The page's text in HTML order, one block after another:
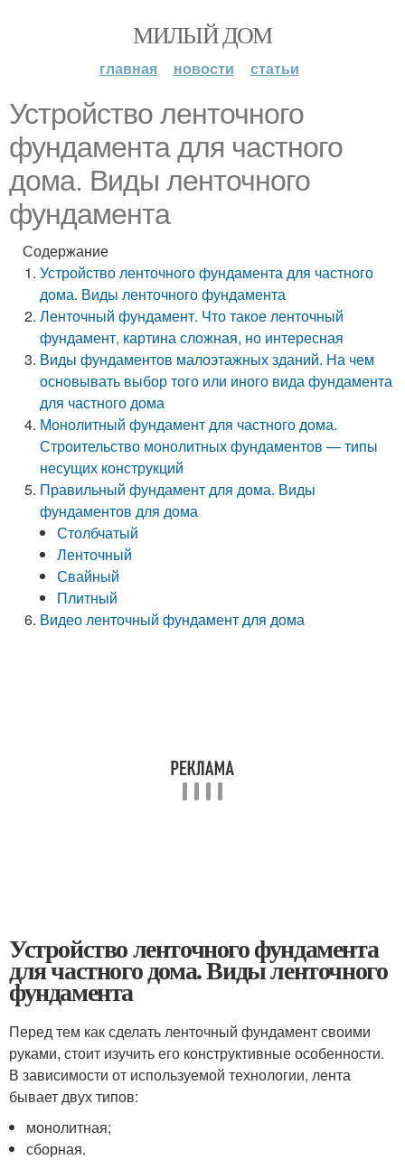
МИЛЫЙ ДОМ
главная новости статьи
Устройство ленточного
фундамента для частного
дома. Виды ленточного
фундамента
Содержание
Устройство ленточного фундамента для частного
дома. Виды ленточного фундамента
Ленточный фундамент. Что такое ленточный
фундамент, картина сложная, но интересная
Виды фундаментов малоэтажных зданий. На чем
основывать выбор того или иного вида фундамента
для частного дома
Монолитный фундамент для частного дома.
Строительство монолитных фундаментов — типы
несущих конструкций
Правильный фундамент для дома. Виды
фундаментов для дома
Столбчатый
Ленточный
Свайный
Плитный
Видео ленточный фундамент для дома
Устройство ленточного фундамента
для частного дома. Виды ленточного
фундамента
Перед тем как сделать ленточный фундамент своими
руками, стоит изучить его конструктивные особенности.
В зависимости от используемой технологии, лента
бывает двух типов:
монолитная;
сборная.